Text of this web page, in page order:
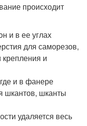
происходит
и в ее углах
для саморезов,
крепления и
и в фанере
шкантов, шканты
удаляется весь